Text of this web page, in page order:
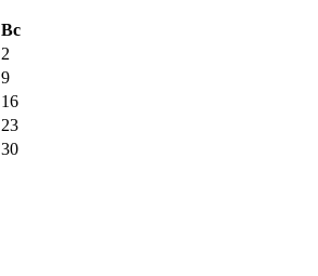
Вс
2
9
16
23
30